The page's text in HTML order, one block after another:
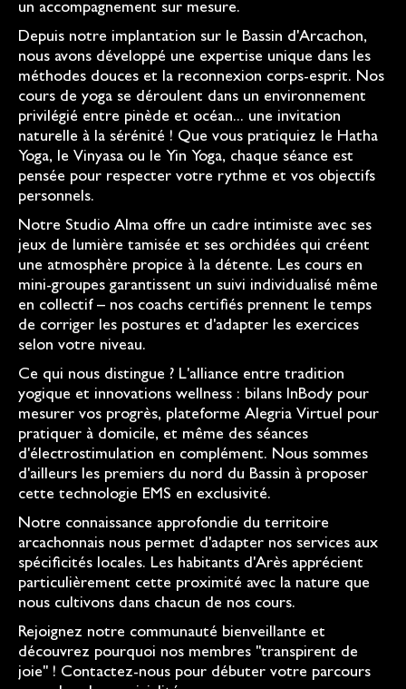
un accompagnement sur mesure.
Depuis notre implantation sur le Bassin d'Arcachon,
nous avons développé une expertise unique dans les
méthodes douces et la reconnexion corps-esprit. Nos
cours de yoga se déroulent dans un environnement
privilégié entre pinède et océan... une invitation
naturelle à la sérénité ! Que vous pratiquiez le Hatha
Yoga, le Vinyasa ou le Yin Yoga, chaque séance est
pensée pour respecter votre rythme et vos objectifs
personnels.
Notre Studio Alma offre un cadre intimiste avec ses
jeux de lumière tamisée et ses orchidées qui créent
une atmosphère propice à la détente. Les cours en
mini-groupes garantissent un suivi individualisé même
en collectif – nos coachs certifiés prennent le temps
de corriger les postures et d'adapter les exercices
selon votre niveau.
Ce qui nous distingue ? L'alliance entre tradition
yogique et innovations wellness : bilans InBody pour
mesurer vos progrès, plateforme Alegria Virtuel pour
pratiquer à domicile, et même des séances
d'électrostimulation en complément. Nous sommes
d'ailleurs les premiers du nord du Bassin à proposer
cette technologie EMS en exclusivité.
Notre connaissance approfondie du territoire
arcachonnais nous permet d'adapter nos services aux
spécificités locales. Les habitants d'Arès apprécient
particulièrement cette proximité avec la nature que
nous cultivons dans chacun de nos cours.
Rejoignez notre communauté bienveillante et
découvrez pourquoi nos membres "transpirent de
joie" ! Contactez-nous pour débuter votre parcours